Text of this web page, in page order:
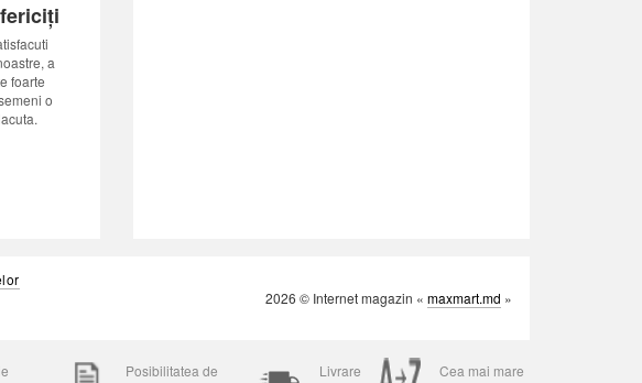
a
foarte
o
2026 © Internet magazin « maxmart.md »
Posibilitatea de
Livrare
Cea mai mare